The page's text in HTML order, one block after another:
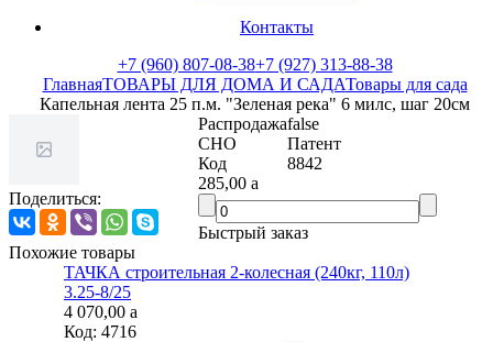
Контакты
+7 (960) 807-08-38+7 (927) 313-88-38
ГлавнаяТОВАРЫ ДЛЯ ДОМА И САДАТовары для сада
Капельная лента 25 п.м. "Зеленая река" 6 милс, шаг 20см
Поделиться:
Распродажаfalse
СНО
Патент
Код
8842
285,00a
Быстрый заказ
Похожие товары
ТАЧКА строительная 2-колесная (240кг, 110л)
3.25-8/25
4 070,00a
Код:4716